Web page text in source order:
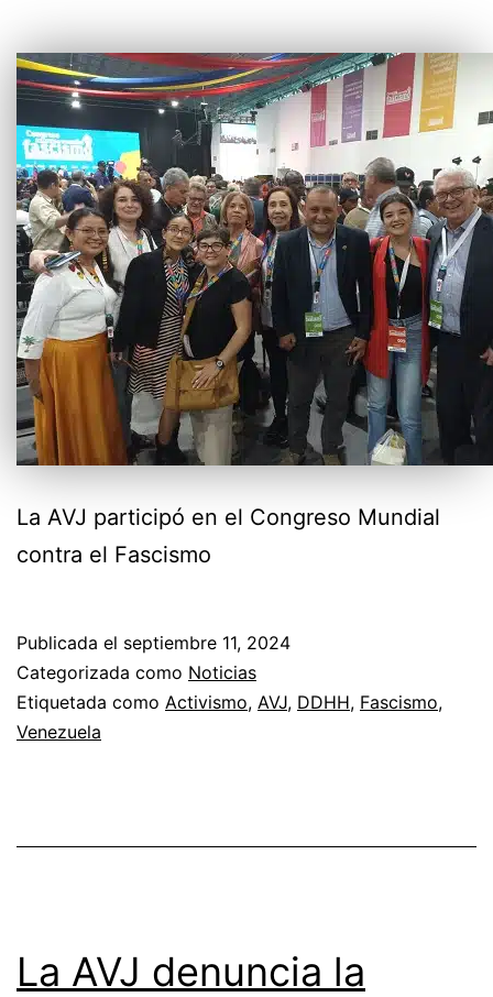
La AVJ participó en el Congreso Mundial
contra el Fascismo
Publicada el septiembre 11, 2024
Categorizada como Noticias
Etiquetada como Activismo, AVJ, DDHH, Fascismo,
Venezuela
La AVJ denuncia la